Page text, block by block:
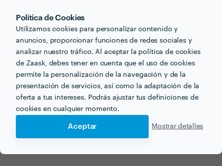
Política de Cookies
Utilizamos cookies para personalizar contenido y
anuncios, proporcionar funciones de redes sociales y
analizar nuestro tráfico. Al aceptar la política de cookies
de Zaask, debes tener en cuenta que el uso de cookies
permite la personalización de la navegación y de la
presentación de servicios, así como la adaptación de la
oferta a tus intereses. Podrás ajustar tus definiciones de
cookies en cualquier momento.
Aceptar Mostrar detalles
¿Buscas garaje
prefabricado para tu
próximo proyecto?
encontrar profesionales cerca de ti!